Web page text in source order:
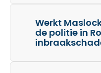
Werkt
de politie in